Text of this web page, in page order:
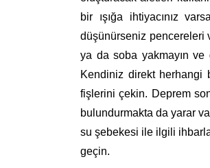
bir ışığa ihtiyacınız
düşünürseniz pencereleri
ya da soba yakmayın ve
Kendiniz direkt herhangi
fişlerini çekin. Deprem
bulundurmakta da yarar
su şebekesi ile ilgili
geçin.